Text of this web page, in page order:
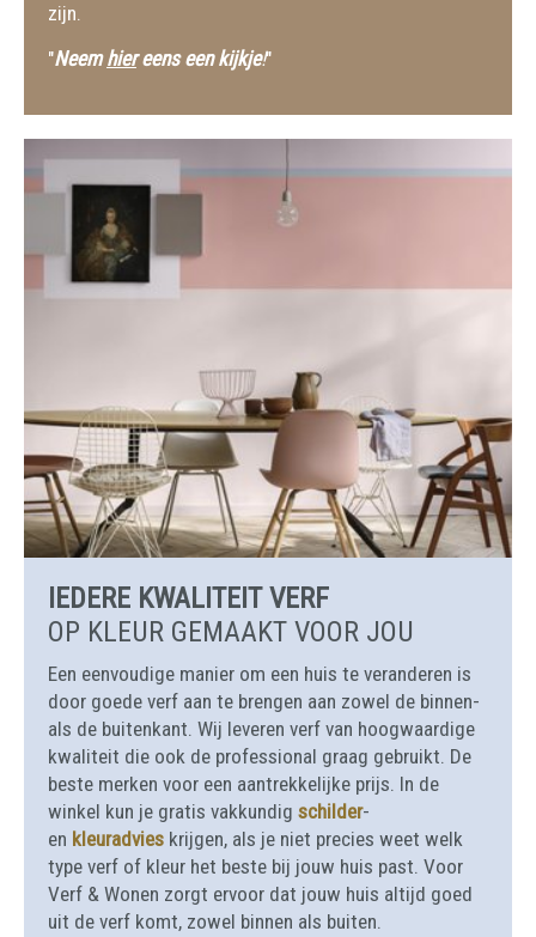
zijn.
"Neemhiereens een kijkje!"
IEDERE KWALITEIT VERF
OP KLEUR GEMAAKT VOOR JOU
Een eenvoudige manier om een huis te veranderen is
door goede verf aan te brengen aan zowel de binnen-
als de buitenkant. Wij leveren verf van hoogwaardige
kwaliteit die ook de professional graag gebruikt. De
beste merken voor een aantrekkelijke prijs. In de
winkel kun je gratis vakkundig schilder-
en kleuradvies krijgen, als je niet precies weet welk
type verf of kleur het beste bij jouw huis past. Voor
Verf & Wonen zorgt ervoor dat jouw huis altijd goed
uit de verf komt, zowel binnen als buiten.